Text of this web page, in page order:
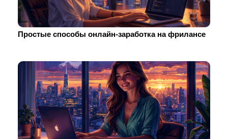
Простые способы онлайн-заработка на фрилансе